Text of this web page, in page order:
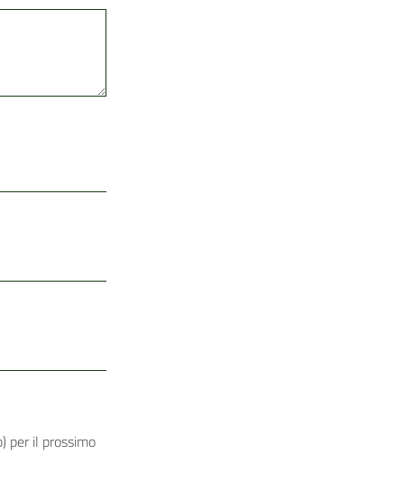
per il prossimo